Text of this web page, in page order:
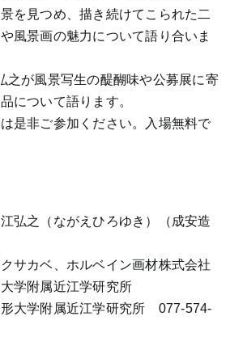
を見つめ、描き続けてこられた二
風景画の魅力について語り合いま
之が風景写生の醍醐味や公募展に寄
について語ります。
是非ご参加ください。入場無料で
弘之（ながえひろゆき）（成安造
サカベ、ホルベイン画材株式会社
学附属近江学研究所
大学附属近江学研究所 077-574-